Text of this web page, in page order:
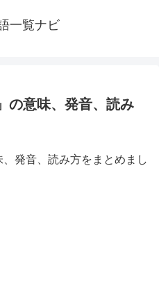
一覧ナビ
の意味、発音、読み
発音、読み方をまとめまし